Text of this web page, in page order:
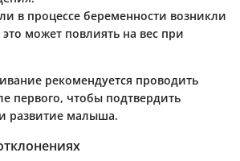
в процессе беременности возникли
может повлиять на вес при
рекомендуется проводить
первого, чтобы подтвердить
развитие малыша.